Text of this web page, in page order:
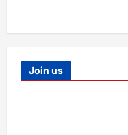
Join us